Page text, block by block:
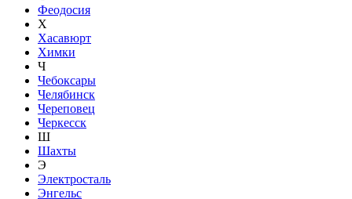
Феодосия
Х
Хасавюрт
Химки
Ч
Чебоксары
Челябинск
Череповец
Черкесск
Ш
Шахты
Э
Электросталь
Энгельс